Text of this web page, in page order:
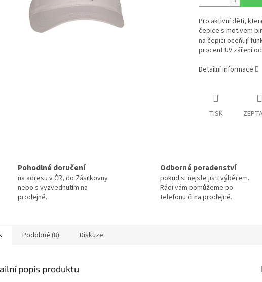
Pro aktivní děti,
čepice s motivem
na čepici oceňují
procent UV záření
Detailní informace
TISK
Pohodlné doručení
na adresu v ČR, do Zásilkovny
nebo s vyzvednutím na
prodejně.
Odborné poradenství
pokud si nejste jisti výběrem.
Rádi vám pomůžeme po
telefonu či na prodejně.
Podobné (8) Diskuze
popis produktu